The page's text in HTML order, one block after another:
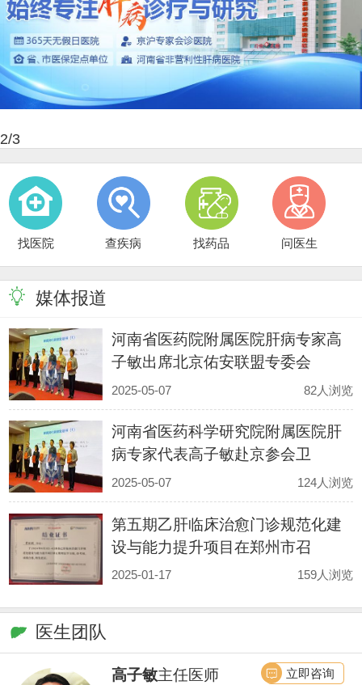
2/3
找医院 查疾病 找药品 问医生
媒体报道
河南省医药院附属医院肝病专家高
子敏出席北京佑安联盟专委会
2025-05-07 82人浏览
河南省医药科学研究院附属医院肝
病专家代表高子敏赴京参会卫
2025-05-07 124人浏览
第五期乙肝临床治愈门诊规范化建
设与能力提升项目在郑州市召
2025-01-17 159人浏览
医生团队
高子敏主任医师 立即咨询